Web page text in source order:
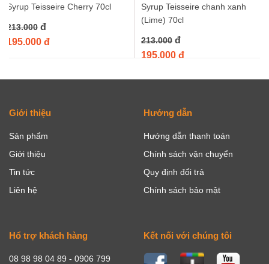
Syrup Teisseire Cherry 70cl
213.000 đ
195.000 đ
Syrup Teisseire chanh xanh
(Lime) 70cl
213.000 đ
195.000 đ
Giới thiệu
Sản phẩm
Giới thiệu
Tin tức
Liên hệ
Hướng dẫn
Hướng dẫn thanh toán
Chính sách vận chuyển
Quy định đổi trả
Chính sách bảo mật
Hổ trợ khách hàng
08 98 98 04 89 - 0906 799
Kết nối với chúng tôi